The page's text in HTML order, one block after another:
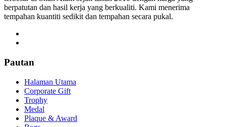
berpatutan dan hasil kerja yang berkualiti. Kami menerima
tempahan kuantiti sedikit dan tempahan secara pukal.
Pautan
Halaman Utama
Corporate Gift
Trophy
Medal
Plaque & Award